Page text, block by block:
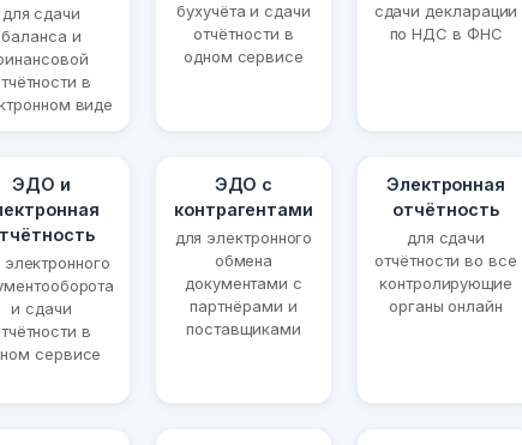
для сдачи
баланса и
в
виде
бухучёта и сдачи
отчётности в
одном сервисе
сдачи декларации
по НДС в ФНС
ЭДО и
электронного
и сдачи
в
сервисе
ЭДО с
контрагентами
для электронного
обмена
документами с
партнёрами и
поставщиками
Электронная
отчётность
для сдачи
отчётности во все
контролирующие
органы онлайн